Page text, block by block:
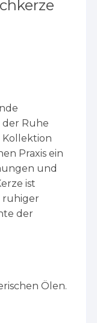
der Ruhe
Kollektion
Praxis ein
und
ist
ruhiger
der
Ölen.